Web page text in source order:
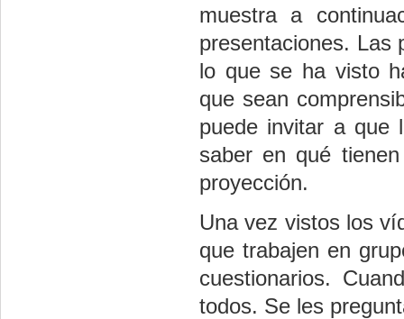
muestra a
presentaciones. Las
lo que se ha visto
que sean
puede invitar a que
saber en qué
proyección.
Una vez vistos los
que trabajen en
cuestionarios.
todos. Se les